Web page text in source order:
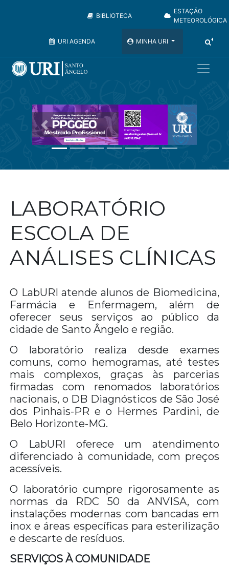
BIBLIOTECA
ESTAÇÃO
METEOROLÓGICA
URI AGENDA MINHA URI
Anterior Pr�ximo
LABORATÓRIO
ESCOLA DE
ANÁLISES CLÍNICAS
O LabURI atende alunos de Biomedicina,
Farmácia e Enfermagem, além de
oferecer seus serviços ao público da
cidade de Santo Ângelo e região.
O laboratório realiza desde exames
comuns, como hemogramas, até testes
mais complexos, graças às parcerias
firmadas com renomados laboratórios
nacionais, o DB Diagnósticos de São José
dos Pinhais-PR e o Hermes Pardini, de
Belo Horizonte-MG.
O LabURI oferece um atendimento
diferenciado à comunidade, com preços
acessíveis.
O laboratório cumpre rigorosamente as
normas da RDC 50 da ANVISA, com
instalações modernas com bancadas em
inox e áreas específicas para esterilização
e descarte de resíduos.
SERVIÇOS À COMUNIDADE